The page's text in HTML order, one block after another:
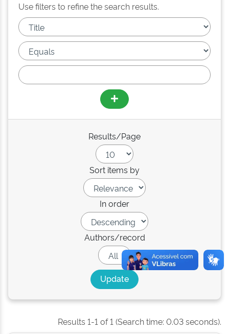
Use filters to refine the search results.
Results/Page
Sort items by
In order
Authors/record
Results 1-1 of 1 (Search time: 0.03 seconds).